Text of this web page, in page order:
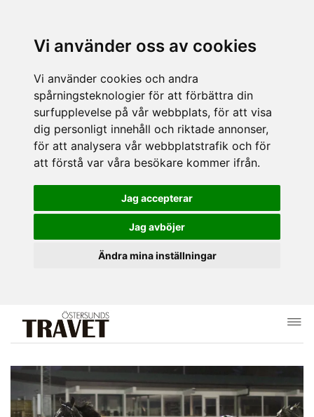
Vi använder oss av cookies
Vi använder cookies och andra
spårningsteknologier för att förbättra din
surfupplevelse på vår webbplats, för att visa
dig personligt innehåll och riktade annonser,
för att analysera vår webbplatstrafik och för
att förstå var våra besökare kommer ifrån.
Jag accepterar
Jag avböjer
Ändra mina inställningar